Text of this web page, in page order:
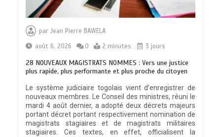
parJean Pierre BAWELA
août 6, 2026
0 2 minutes 3 jours
28 NOUVEAUX MAGISTRATS NOMMES : Vers une justice
plus rapide, plus performante et plus proche du citoyen
Le système judiciaire togolais vient d’enregistrer de
nouveaux membres. Le Conseil des ministres, réuni le
mardi 4 août dernier, a adopté deux décrets majeurs
portant décret portant respectivement nomination de
magistrats stagiaires et de magistrats militaires
stagiaires. Ces textes, en effet, officialisent la